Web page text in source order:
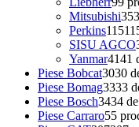
Mitsubishi35
Perkins115
SISU AGCO
Yanmar4141
Piese Bobcat3030
Piese Bomag3333
Piese Bosch3434
Piese Carraro55